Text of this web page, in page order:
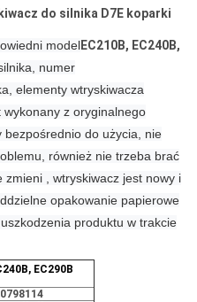
do silnika D7E koparki
modelEC210B, EC240B,
numer
elementy wtryskiwacza
z oryginalnego
bezpośrednio do użycia, nie
również nie trzeba brać
, wtryskiwacz jest nowy i
opakowanie papierowe
produktu w trakcie
EC290B